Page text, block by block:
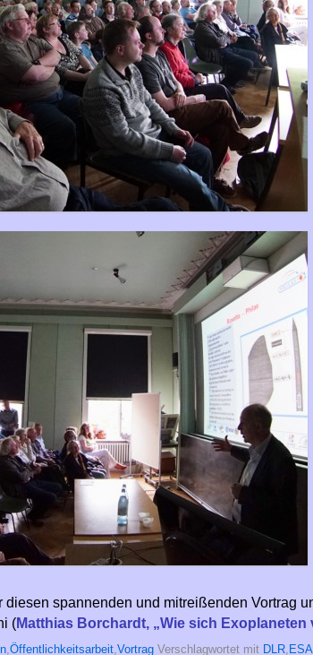
spannenden und mitreißenden Vortrag
(Matthias Borchardt, „Wie sich Exoplaneten
,Öffentlichkeitsarbeit,Vortrag Verschlagwortet mit DLR, ESA